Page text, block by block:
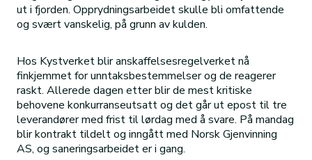
ut i fjorden. Opprydningsarbeidet skulle bli omfattende
og svært vanskelig, på grunn av kulden.
Hos Kystverket blir anskaffelsesregelverket nå
finkjemmet for unntaksbestemmelser og de reagerer
raskt. Allerede dagen etter blir de mest kritiske
behovene konkurranseutsatt og det går ut epost til tre
leverandører med frist til lørdag med å svare. På mandag
blir kontrakt tildelt og inngått med Norsk Gjenvinning
AS, og saneringsarbeidet er i gang.